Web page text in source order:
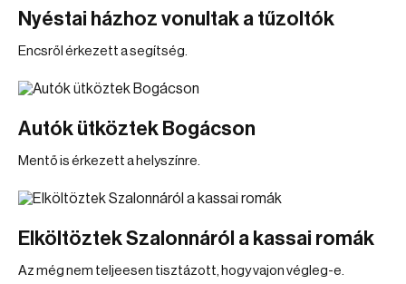
Nyéstai házhoz vonultak a tűzoltók
Encsről érkezett a segítség.
Autók ütköztek Bogácson
Mentő is érkezett a helyszínre.
Elköltöztek Szalonnáról a kassai romák
Az még nem teljeesen tisztázott, hogy vajon végleg-e.